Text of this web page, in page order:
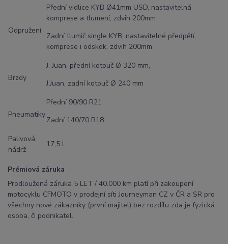
Odpružení
Přední vidlice KYB Ø41mm USD, nastavitelná
komprese a tlumení, zdvih 200mm
Zadní tlumič single KYB, nastavitelné předpětí,
komprese i odskok, zdvih 200mm
Brzdy
J. Juan, přední kotouč Ø 320 mm,
J.Juan, zadní kotouč Ø 240 mm
Pneumatiky
Přední 90/90 R21
Zadní 140/70 R18
Palivová
nádrž
17,5 l
Prémiová záruka
Prodloužená záruka 5 LET / 40.000 km platí při zakoupení
motocyklu CFMOTO v prodejní síti Journeyman CZ v ČR a SR pro
všechny nové zákazníky (první majitel) bez rozdílu zda je fyzická
osoba, či podnikatel.